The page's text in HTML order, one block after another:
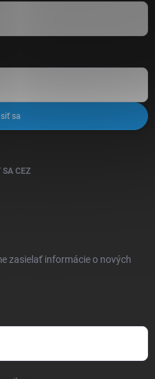
sa
SA CEZ
zasielať informácie o nových